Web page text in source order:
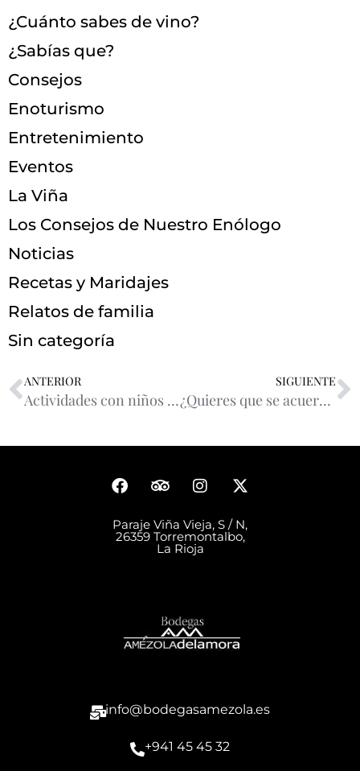
¿Cuánto sabes de vino?
¿Sabías que?
Consejos
Enoturismo
Entretenimiento
Eventos
La Viña
Los Consejos de Nuestro Enólogo
Noticias
Recetas y Maridajes
Relatos de familia
Sin categoría
ANTERIOR
Actividades con niños en La Rioja
SIGUIENTE
¿Quieres que se acuerden de ti durante mucho tiempo?
Paraje Viña Vieja, S / N,
26359 Torremontalbo,
La Rioja
info@bodegasamezola.es
+941 45 45 32